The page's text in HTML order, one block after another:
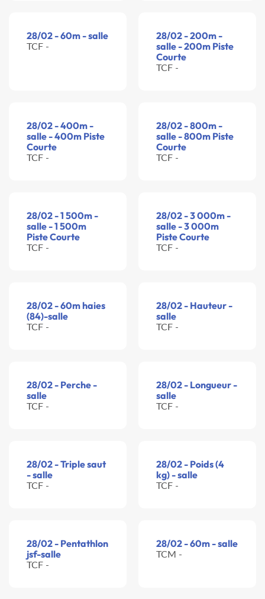
28/02 - 60m - salle
TCF -
28/02 - 200m -
salle - 200m Piste
Courte
TCF -
28/02 - 400m -
salle - 400m Piste
Courte
TCF -
28/02 - 800m -
salle - 800m Piste
Courte
TCF -
28/02 - 1 500m -
salle - 1 500m
Piste Courte
TCF -
28/02 - 3 000m -
salle - 3 000m
Piste Courte
TCF -
28/02 - 60m haies
(84)-salle
TCF -
28/02 - Hauteur -
salle
TCF -
28/02 - Perche -
salle
TCF -
28/02 - Longueur -
salle
TCF -
28/02 - Triple saut
- salle
TCF -
28/02 - Poids (4
kg) - salle
TCF -
28/02 - Pentathlon
jsf-salle
TCF -
28/02 - 60m - salle
TCM -